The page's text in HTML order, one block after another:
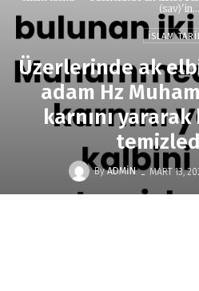
(sav)'in...
İSLAM
Üzerlerinde ak
adam Hz
karnını
By ADMIN - MART 13,